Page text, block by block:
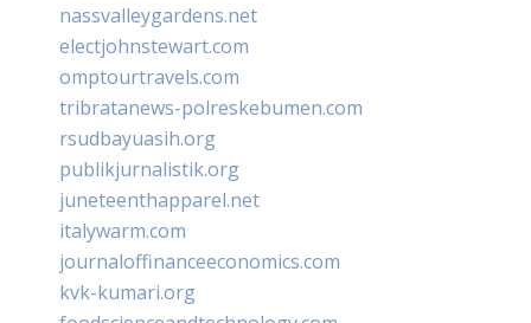
nassvalleygardens.net
electjohnstewart.com
omptourtravels.com
tribratanews-polreskebumen.com
rsudbayuasih.org
publikjurnalistik.org
juneteenthapparel.net
italywarm.com
journaloffinanceeconomics.com
kvk-kumari.org